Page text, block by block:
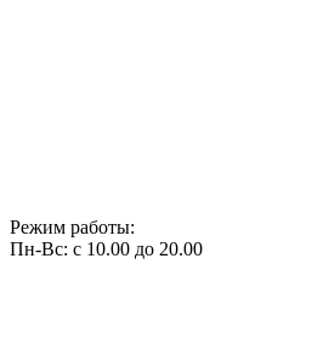
Режим работы:
Пн-Вс: с 10.00 до 20.00